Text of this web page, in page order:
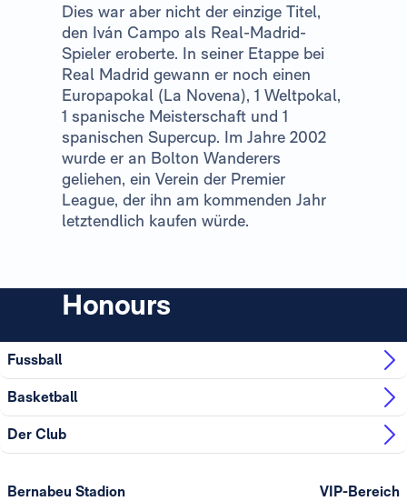
Dies war aber nicht der einzige Titel,
den Iván Campo als Real-Madrid-
Spieler eroberte. In seiner Etappe bei
Real Madrid gewann er noch einen
Europapokal (La Novena), 1 Weltpokal,
1 spanische Meisterschaft und 1
spanischen Supercup. Im Jahre 2002
wurde er an Bolton Wanderers
geliehen, ein Verein der Premier
League, der ihn am kommenden Jahr
letztendlich kaufen würde.
Honours
Fussball
Basketball
Der Club
Bernabeu Stadion VIP-Bereich